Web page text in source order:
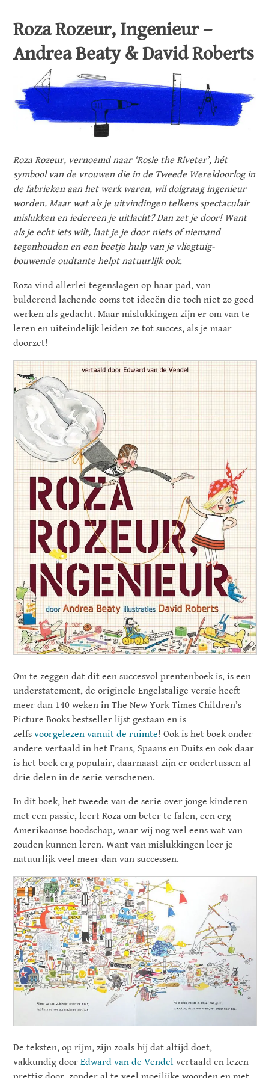
Roza Rozeur, Ingenieur –
Andrea Beaty & David Roberts
Roza Rozeur, vernoemd naar ‘Rosie the Riveter’, hét
symbool van de vrouwen die in de Tweede Wereldoorlog in
de fabrieken aan het werk waren, wil dolgraag ingenieur
worden. Maar wat als je uitvindingen telkens spectaculair
mislukken en iedereen je uitlacht? Dan zet je door! Want
als je echt iets wilt, laat je je door niets of niemand
tegenhouden en een beetje hulp van je vliegtuig-
bouwende oudtante helpt natuurlijk ook.
Roza vind allerlei tegenslagen op haar pad, van
bulderend lachende ooms tot ideeën die toch niet zo goed
werken als gedacht. Maar mislukkingen zijn er om van te
leren en uiteindelijk leiden ze tot succes, als je maar
doorzet!
Om te zeggen dat dit een succesvol prentenboek is, is een
understatement, de originele Engelstalige versie heeft
meer dan 140 weken in The New York Times Children’s
Picture Books bestseller lijst gestaan en is
zelfsvoorgelezen vanuit de ruimte! Ook is het boek onder
andere vertaald in het Frans, Spaans en Duits en ook daar
is het boek erg populair, daarnaast zijn er ondertussen al
drie delen in de serie verschenen.
In dit boek, het tweede van de serie over jonge kinderen
met een passie, leert Roza om beter te falen, een erg
Amerikaanse boodschap, waar wij nog wel eens wat van
zouden kunnen leren. Want van mislukkingen leer je
natuurlijk veel meer dan van successen.
De teksten, op rijm, zijn zoals hij dat altijd doet,
vakkundig doorEdward van de Vendel vertaald en lezen